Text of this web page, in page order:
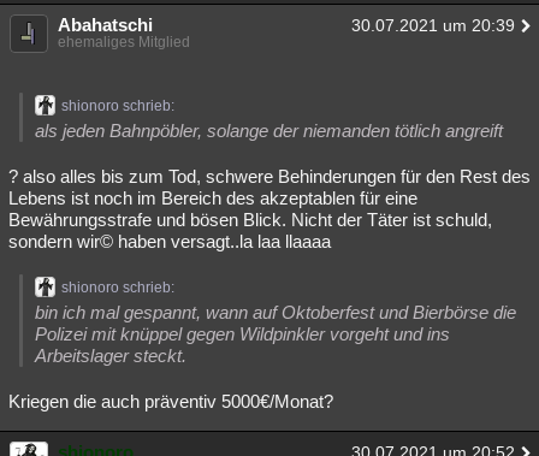
Abahatschi 30.07.2021 um 20:39
ehemaliges Mitglied
shionoro schrieb:
als jeden Bahnpöbler, solange der niemanden tötlich angreift
? also alles bis zum Tod, schwere Behinderungen für den Rest des
Lebens ist noch im Bereich des akzeptablen für eine
Bewährungsstrafe und bösen Blick. Nicht der Täter ist schuld,
sondern wir© haben versagt..la laa llaaaa
shionoro schrieb:
bin ich mal gespannt, wann auf Oktoberfest und Bierbörse die
Polizei mit knüppel gegen Wildpinkler vorgeht und ins
Arbeitslager steckt.
Kriegen die auch präventiv 5000€/Monat?
shionoro